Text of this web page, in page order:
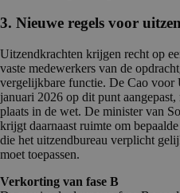
3. Nieuwe regels voor
Uitzendkrachten krijgen recht op
vaste medewerkers van de
vergelijkbare functie. De Cao voor
januari 2026 op dit punt
plaats in de wet. De minister van
krijgt daarnaast ruimte om
die het uitzendbureau verplicht
moet toepassen.
Verkorting van fase B